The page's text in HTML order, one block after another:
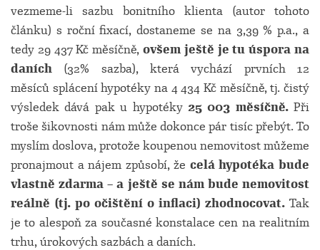
vezmeme-li sazbu bonitního klienta (autor tohoto
článku) s roční fixací, dostaneme se na 3,39 % p.a., a
tedy 29 437 Kč měsíčně, ovšem ještě je tu úspora na
daních (32% sazba), která vychází prvních 12
měsíců splácení hypotéky na 4 434 Kč měsíčně, tj. čistý
výsledek dává pak u hypotéky 25 003 měsíčně.Při
troše šikovnosti nám může dokonce pár tisíc přebýt. To
myslím doslova, protože koupenou nemovitost můžeme
pronajmout a nájem způsobí, že celá hypotéka bude
vlastně zdarma – a ještě se nám bude nemovitost
reálně (tj. po očištění o inflaci) zhodnocovat. Tak
je to alespoň za současné konstalace cen na realitním
trhu, úrokových sazbách a daních.